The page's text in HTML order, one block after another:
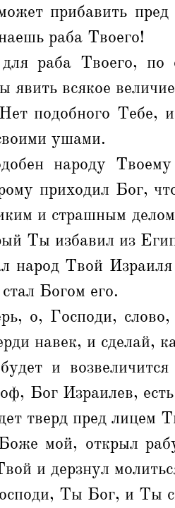
прибавить
раба Твоего!
раба Твоего,
явить всякое
подобного Тебе,
ушами.
народу
приходил Бог,
и страшным
Ты избавил из
народ Твой
Богом его.
о, Господи,
навек, и сделай,
и
Бог Израилев,
тверд пред лицем
мой, открыл
и дерзнул
Ты Бог, и Ты